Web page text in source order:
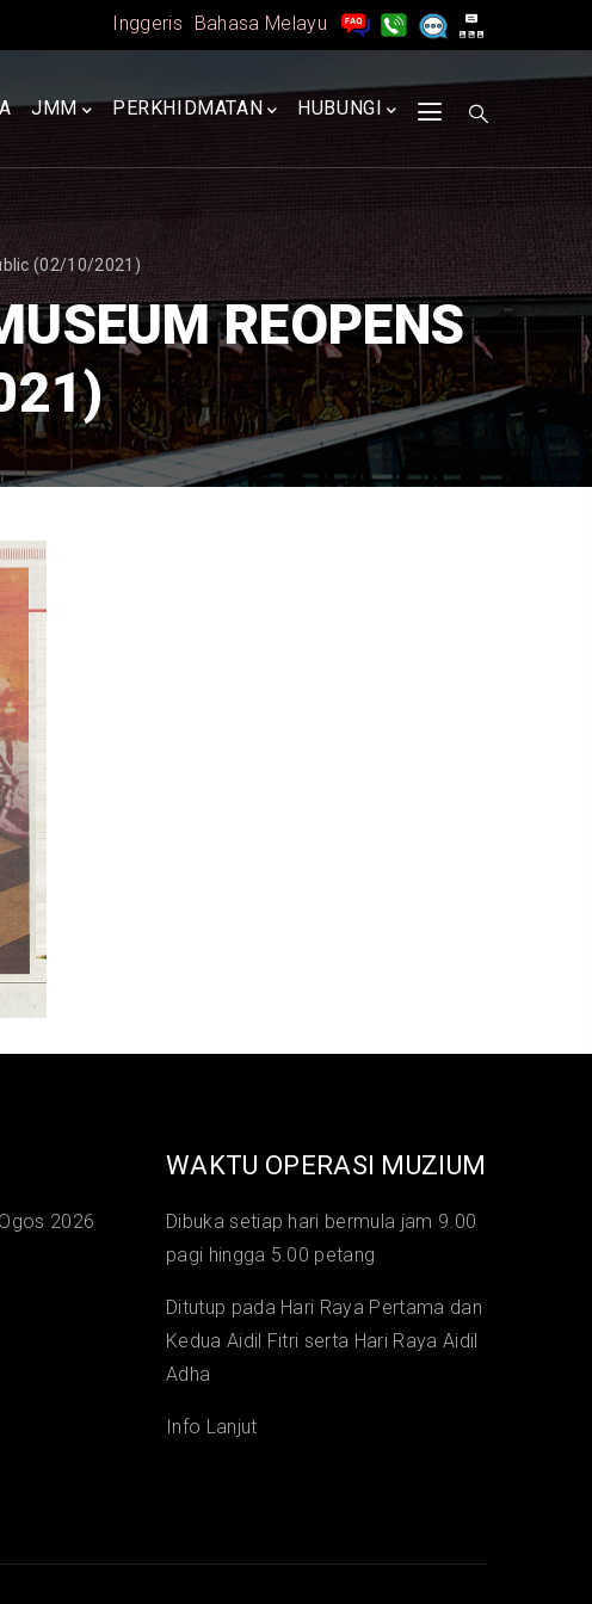
Inggeris Bahasa Melayu
JMM PERKHIDMATAN HUBUNGI
(02/10/2021)
REOPENS
2026
WAKTU OPERASI MUZIUM
Dibuka setiap hari bermula jam 9.00
pagi hingga 5.00 petang
Ditutup pada Hari Raya Pertama dan
Kedua Aidil Fitri serta Hari Raya Aidil
Adha
Info Lanjut